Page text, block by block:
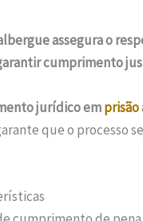
assegura o
cumprimento
jurídico emprisão
que o processo